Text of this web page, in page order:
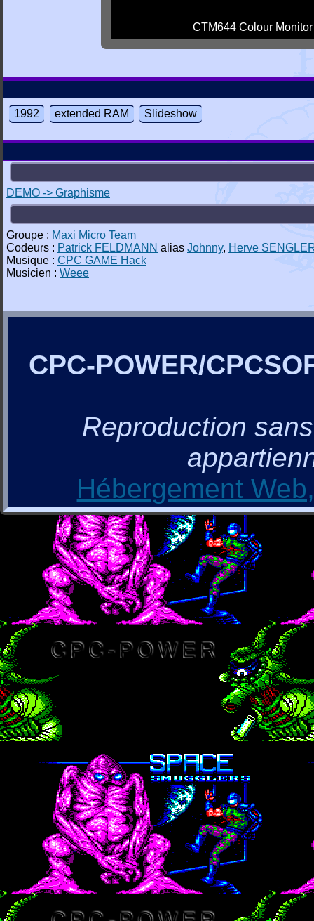
CTM644 Colour Monitor
1992 extended RAM Slideshow
DEMO -> Graphisme
Groupe : Maxi Micro Team
Codeurs : Patrick FELDMANN alias Johnny, Herve
Musique : CPC GAME Hack
Musicien : Weee
CPC-POWER/
Reproduction
Hébergement